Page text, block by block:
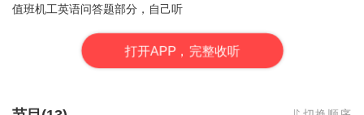
值班机工英语问答题部分，自己听
打开APP，完整收听